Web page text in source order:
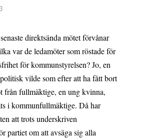
direktsända mötet förvånar
var de ledamöter som röstade för
för kommunstyrelsen? Jo, en
vilde som efter att ha fått bort
från fullmäktige, en ung kvinna,
i kommunfullmäktige. Då har
att trots underskriven
partiet om att avsäga sig alla